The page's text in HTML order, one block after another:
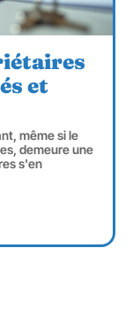
et
même si le
demeure une
s'en